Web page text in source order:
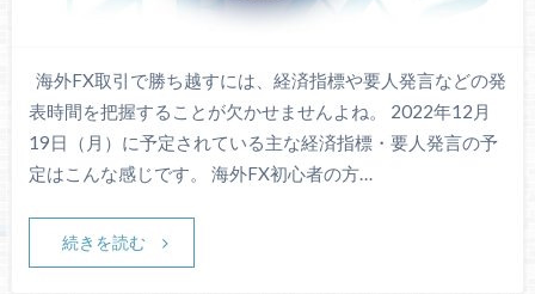
海外FX取引で勝ち越すには、経済指標や要人発言などの発
表時間を把握することが欠かせませんよね。 2022年12月
19日（月）に予定されている主な経済指標・要人発言の予
定はこんな感じです。 海外FX初心者の方…
続きを読む